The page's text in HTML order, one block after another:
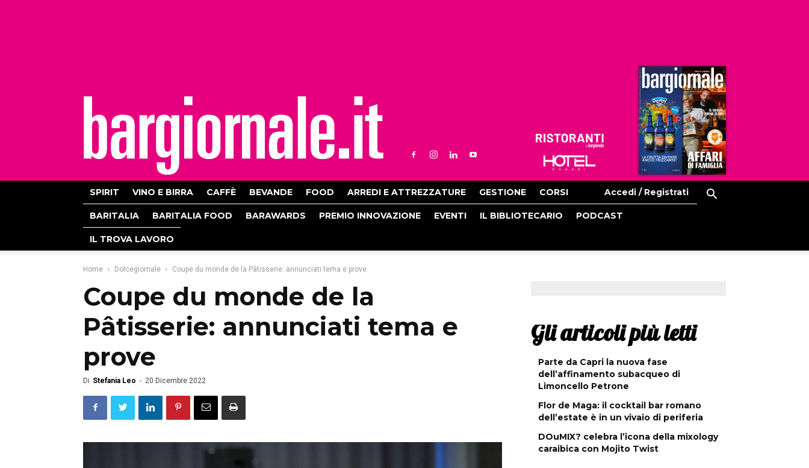
Ristoranti
Hoteldomani
SPIRIT VINO E BIRRA CAFFÈ BEVANDE FOOD ARREDI E ATTREZZATURE GESTIONE CORSI Accedi / Registrati
BARITALIA BARITALIA FOOD BARAWARDS PREMIO INNOVAZIONE EVENTI IL BIBLIOTECARIO PODCAST
IL TROVA LAVORO
Home Dolcegiornale Coupe du monde de la Pâtisserie: annunciati tema e prove
Coupe du monde de la
Pâtisserie: annunciati tema e
prove
Di Stefania Leo - 20 Dicembre 2022
Gli articoli più letti
Parte da Capri la nuova fase
dell’affinamento subacqueo di
Limoncello Petrone
Flor de Maga: il cocktail bar romano
dell’estate è in un vivaio di periferia
DOuMIX? celebra l’icona della mixology
caraibica con Mojito Twist